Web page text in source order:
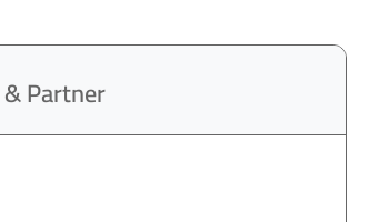
Partner